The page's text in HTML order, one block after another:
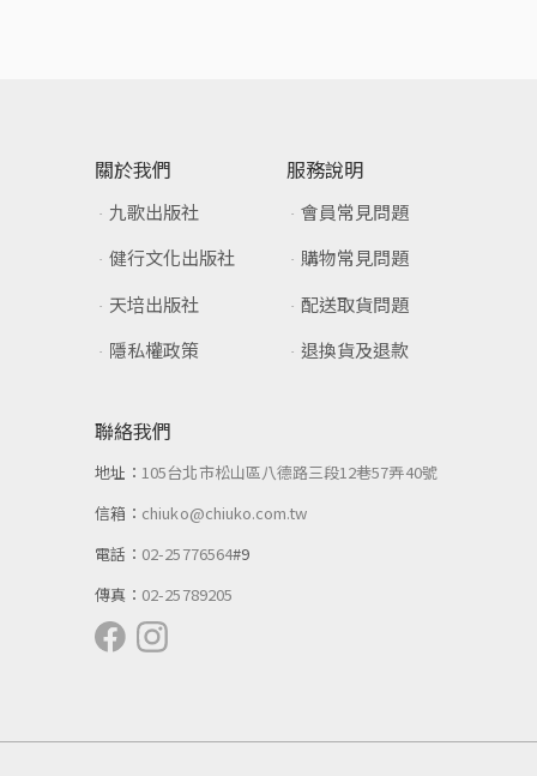
關於我們
九歌出版社
健行文化出版社
天培出版社
隱私權政策
服務說明
會員常見問題
購物常見問題
配送取貨問題
退換貨及退款
聯絡我們
地址： 105台北市松山區八德路三段12巷57弄40號
信箱： chiuko@chiuko.com.tw
電話： 02-25776564#9
傳真： 02-25789205